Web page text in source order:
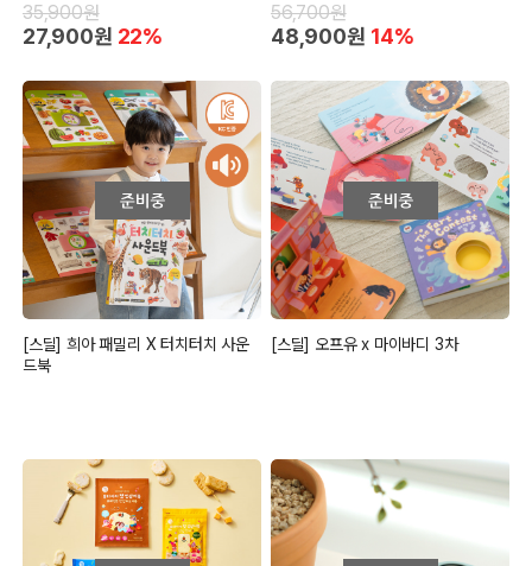
35,900원
27,900원 22%
56,700원
48,900원 14%
[스딜] 희아 패밀리 X 터치터치 사운
드북
[스딜] 오프유 x 마이바디 3차